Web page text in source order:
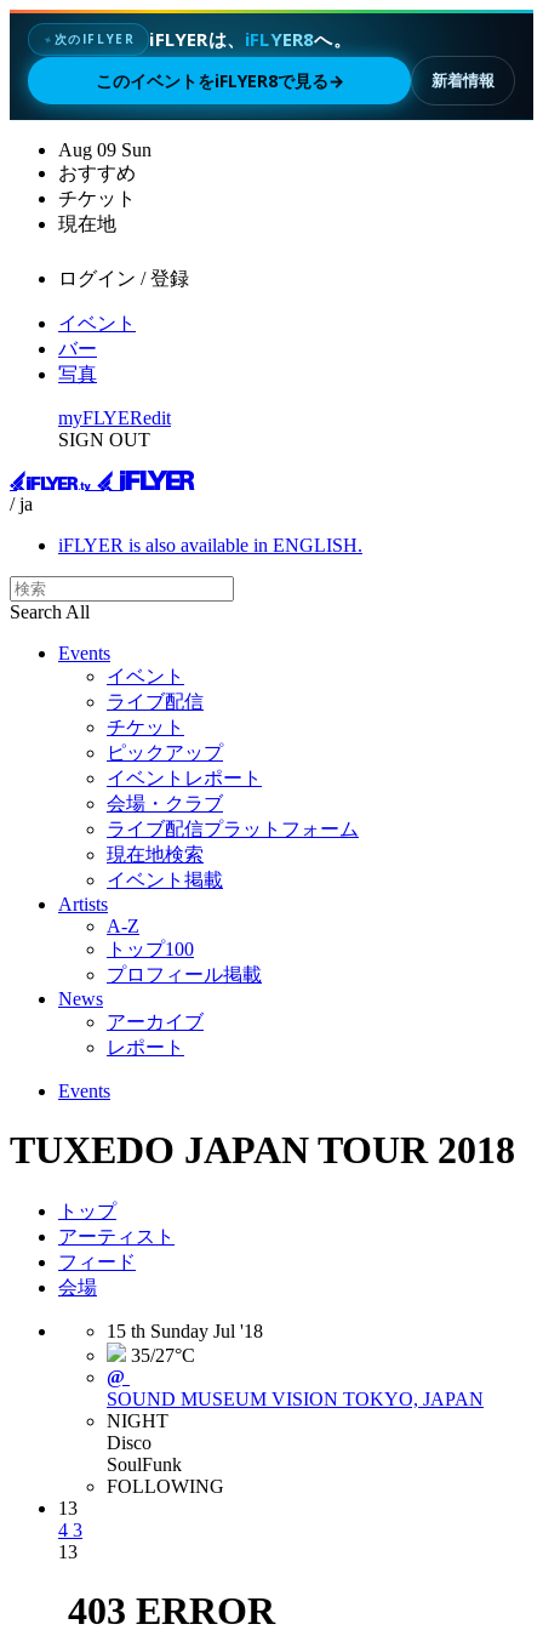
✦ 次のIFLYER iFLYERは、 iFLYER8へ。
このイベントをiFLYER8で見る→ 新着情報
Aug 09 Sun
おすすめ
チケット
現在地
ログイン / 登録
イベント
バー
写真
myFLYERedit
SIGN OUT
/ ja
iFLYER is also available in ENGLISH.
Search All
Events
イベント
ライブ配信
チケット
ピックアップ
イベントレポート
会場・クラブ
ライブ配信プラットフォーム
現在地検索
イベント掲載
Artists
A-Z
トップ100
プロフィール掲載
News
アーカイブ
レポート
Events
TUXEDO JAPAN TOUR 2018
トップ
アーティスト
フィード
会場
15 th Sunday Jul '18
35/27°C
@
SOUND MUSEUM VISION TOKYO, JAPAN
NIGHT
Disco
SoulFunk
FOLLOWING
13
4 3
13